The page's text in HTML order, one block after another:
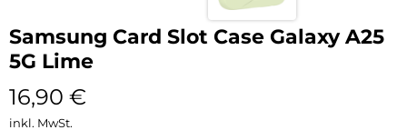
Samsung Card Slot Case Galaxy A25
5G Lime
16,90 €
inkl. MwSt.